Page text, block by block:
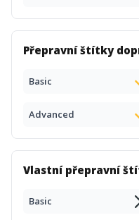
Přepravní štítky
Basic
Advanced
Vlastní přepravní
Basic